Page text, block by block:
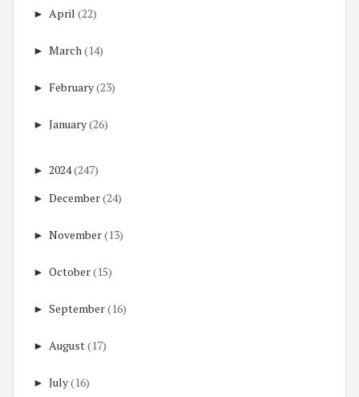
► April (22)
► March(14)
► February(23)
► January(26)
► 2024(247)
► December(24)
► November(13)
► October(15)
► September(16)
► August(17)
► July(16)